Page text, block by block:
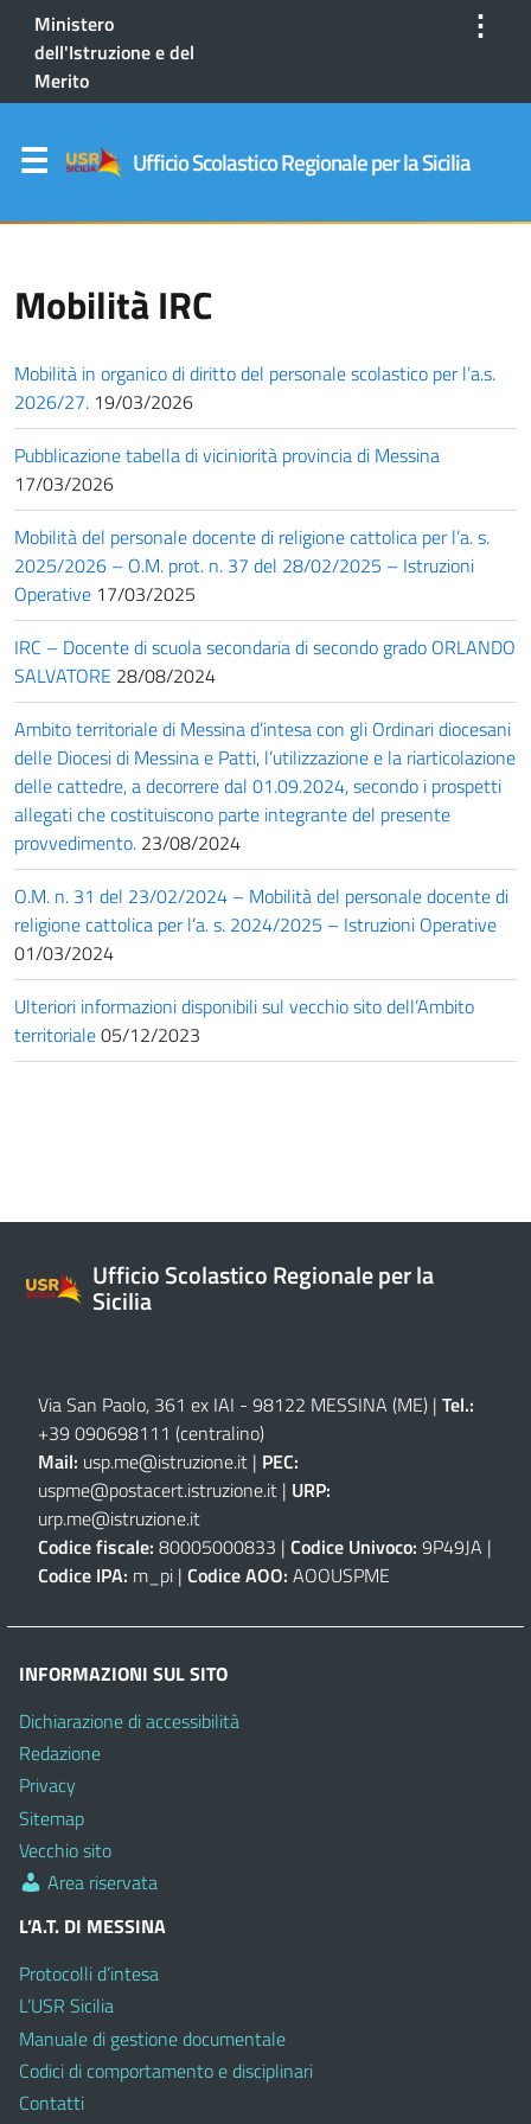
Ministero
dell'Istruzione e del
Merito
⋮
Ufficio Scolastico Regionale per la Sicilia
Mobilità IRC
Mobilità in organico di diritto del personale scolastico per l’a.s.
2026/27. 19/03/2026
Pubblicazione tabella di viciniorità provincia di Messina
17/03/2026
Mobilità del personale docente di religione cattolica per l’a. s.
2025/2026 – O.M. prot. n. 37 del 28/02/2025 – Istruzioni
Operative 17/03/2025
IRC – Docente di scuola secondaria di secondo grado ORLANDO
SALVATORE 28/08/2024
Ambito territoriale di Messina d’intesa con gli Ordinari diocesani
delle Diocesi di Messina e Patti, l’utilizzazione e la riarticolazione
delle cattedre, a decorrere dal 01.09.2024, secondo i prospetti
allegati che costituiscono parte integrante del presente
provvedimento. 23/08/2024
O.M. n. 31 del 23/02/2024 – Mobilità del personale docente di
religione cattolica per l’a. s. 2024/2025 – Istruzioni Operative
01/03/2024
Ulteriori informazioni disponibili sul vecchio sito dell’Ambito
territoriale05/12/2023
Ufficio Scolastico Regionale per la
Sicilia
Via San Paolo, 361 ex IAI - 98122 MESSINA (ME) | Tel.:
+39 090698111 (centralino)
Mail: usp.me@istruzione.it | PEC:
uspme@postacert.istruzione.it | URP:
urp.me@istruzione.it
Codice fiscale: 80005000833 | Codice Univoco: 9P49JA |
Codice IPA: m_pi | Codice AOO: AOOUSPME
INFORMAZIONI SUL SITO
Dichiarazione di accessibilità
Redazione
Privacy
Sitemap
Vecchio sito
Area riservata
L’A.T. DI MESSINA
Protocolli d’intesa
L’USR Sicilia
Manuale di gestione documentale
Codici di comportamento e disciplinari
Contatti